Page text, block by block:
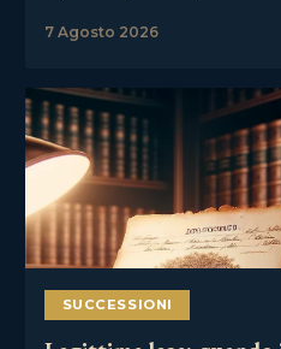
7 Agosto 2026
SUCCESSIONI